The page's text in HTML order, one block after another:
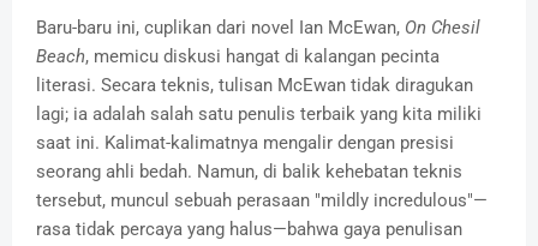
Baru-baru ini, cuplikan dari novel Ian McEwan, On Chesil
Beach, memicu diskusi hangat di kalangan pecinta
literasi. Secara teknis, tulisan McEwan tidak diragukan
lagi; ia adalah salah satu penulis terbaik yang kita miliki
saat ini. Kalimat-kalimatnya mengalir dengan presisi
seorang ahli bedah. Namun, di balik kehebatan teknis
tersebut, muncul sebuah perasaan "mildly incredulous"—
rasa tidak percaya yang halus—bahwa gaya penulisan